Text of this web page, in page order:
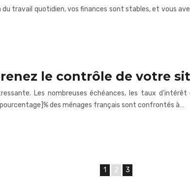
travail quotidien, vos finances sont stables, et vous
le contrôle de votre
Les nombreuses échéances, les taux
des ménages français sont confrontés à…
1 2 3